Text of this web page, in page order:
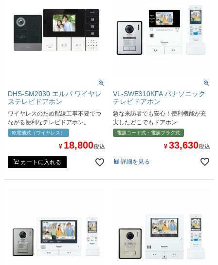
DHS-SM2030 エルパ ワイヤレ
ステレビドアホン
ワイヤレスのため配線工事不要でつ
ながる便利なテレビドアホン。
乾電池式（ワイヤレス）
¥ 18,800税込
カートに入れる
VL-SWE310KFA パナソニック
テレビドアホン
急な来訪者でも安心！便利機能が充
実したどこでもドアホン
電源コード式・電源プラグ式
¥ 33,630税込
詳細を見る